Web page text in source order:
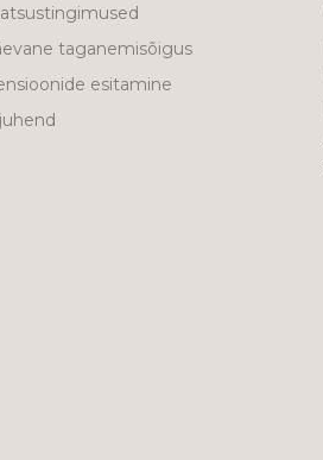
taganemisõigus
esitamine